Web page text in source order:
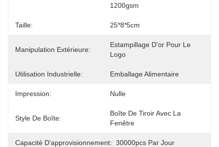
1200gsm
Taille: 25*8*5cm
Manipulation Extérieure:
Estampillage D'or Pour Le
Logo
Utilisation Industrielle: Emballage Alimentaire
Impression: Nulle
Style De Boîte:
Boîte De Tiroir Avec La
Fenêtre
Capacité D'approvisionnement: 30000pcs Par Jour